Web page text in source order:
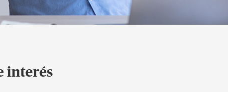
interés